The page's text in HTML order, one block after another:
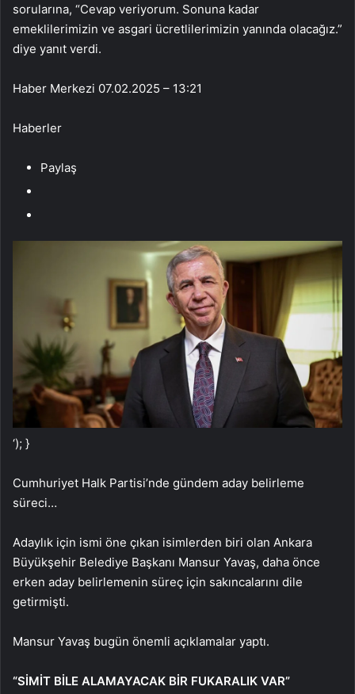
sorularına, “Cevap veriyorum. Sonuna kadar
emeklilerimizin ve asgari ücretlilerimizin yanında olacağız.”
diye yanıt verdi.
Haber Merkezi 07.02.2025 – 13:21
Haberler
Paylaş
‘); }
Cumhuriyet Halk Partisi’nde gündem aday belirleme
süreci…
Adaylık için ismi öne çıkan isimlerden biri olan Ankara
Büyükşehir Belediye Başkanı Mansur Yavaş, daha önce
erken aday belirlemenin süreç için sakıncalarını dile
getirmişti.
Mansur Yavaş bugün önemli açıklamalar yaptı.
“SİMİT BİLE ALAMAYACAK BİR FUKARALIK VAR”